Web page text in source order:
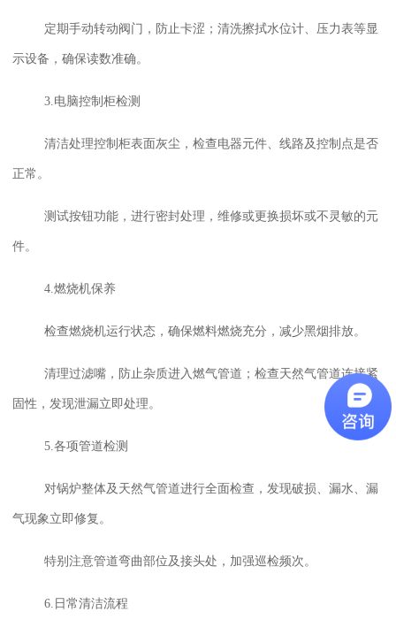
定期手动转动阀门，防止卡涩；清洗擦拭水位计、压力表等显
示设备，确保读数准确。
3.电脑控制柜检测
清洁处理控制柜表面灰尘，检查电器元件、线路及控制点是否
正常。
测试按钮功能，进行密封处理，维修或更换损坏或不灵敏的元
件。
4.燃烧机保养
检查燃烧机运行状态，确保燃料燃烧充分，减少黑烟排放。
清理过滤嘴，防止杂质进入燃气管道；检查天然气管道连接紧
固性，发现泄漏立即处理。
5.各项管道检测
对锅炉整体及天然气管道进行全面检查，发现破损、漏水、漏
气现象立即修复。
特别注意管道弯曲部位及接头处，加强巡检频次。
6.日常清洁流程